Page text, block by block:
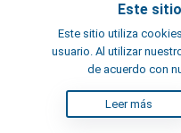
La Cambra
Detalles
CaCalle
Restaurante
Este
Este sitio utiliza
usuario. Al utilizar
de acuerdo con
Leer más